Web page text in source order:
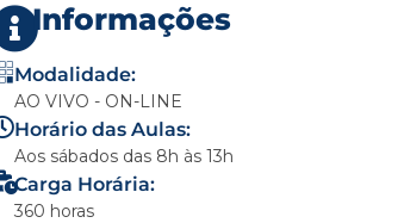
Informações
Modalidade:
AO VIVO - ON-LINE
Horário das Aulas:
Aos sábados das 8h às 13h
Carga Horária:
360 horas